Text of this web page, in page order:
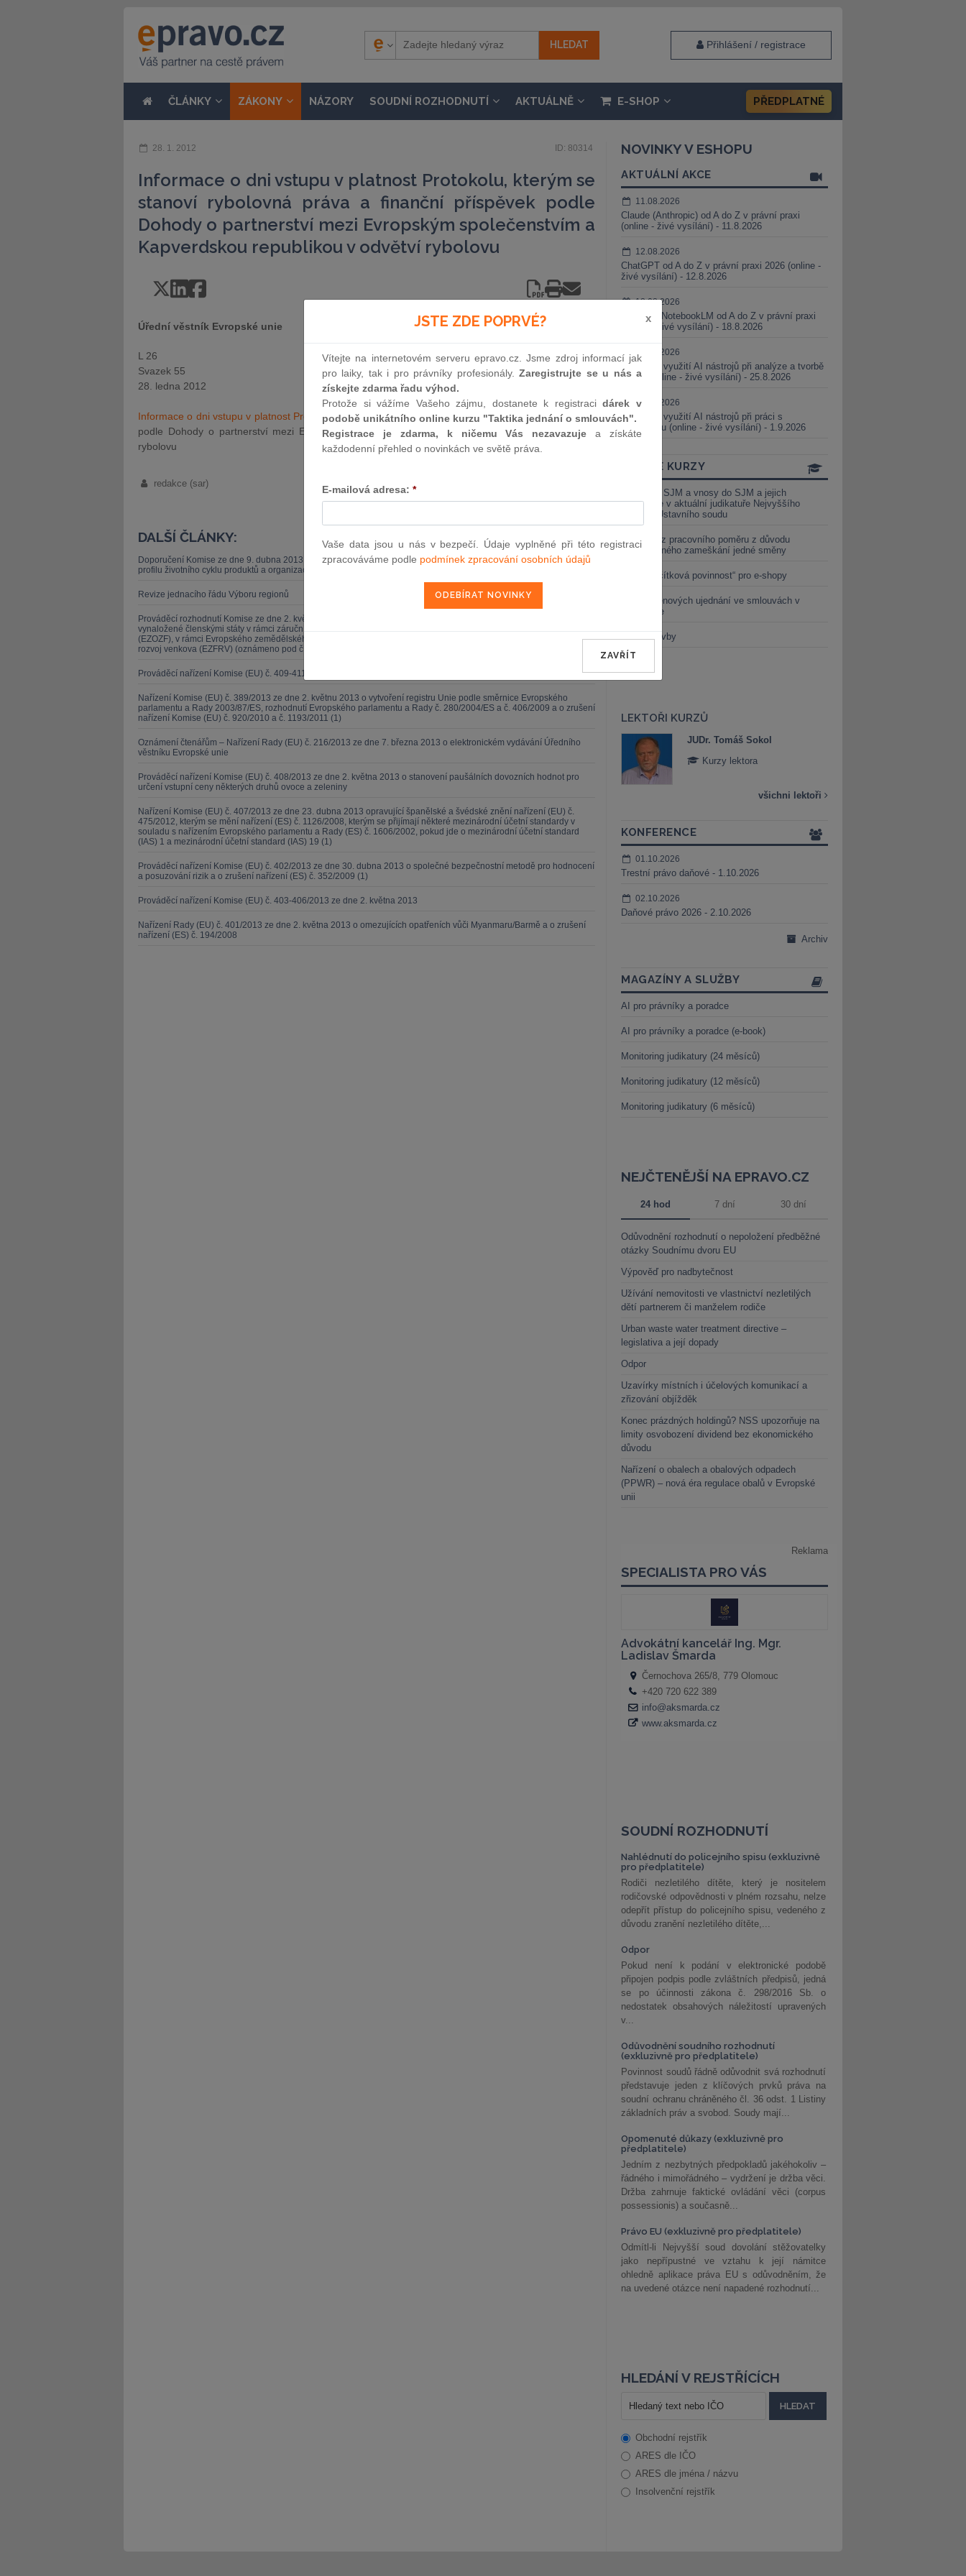
Přihlášení / registrace
ČLÁNKY ZÁKONY NÁZORY SOUDNÍ ROZHODNUTÍ AKTUÁLNĚ E-SHOP PŘEDPLATNÉ
28. 1. 2012 ID: 80314
Informace o dni vstupu v platnost Protokolu, kterým se
stanoví rybolovná práva a finanční příspěvek podle
Dohody o partnerství mezi Evropským společenstvím a
Kapverdskou republikou v odvětví rybolovu
Úřední věstník Evropské unie
L 26
Svazek 55
28. ledna 2012
Informace o dni vstupu v platnost Protokolu, kterým se stanoví rybolovná práva a finanční příspěvek
podle Dohody o partnerství mezi Evropským společenstvím a Kapverdskou republikou v odvětví
rybolovu
redakce (sar)
DALŠÍ ČLÁNKY:
Doporučení Komise ze dne 9. dubna 2013 o používání společných metod pro měření a sdělování environmentálního
profilu životního cyklu produktů a organizací (1) 2013/179/EU
Revize jednacího řádu Výboru regionů
Prováděcí rozhodnutí Komise ze dne 2. května 2013, kterým se z financování Evropskou unií vylučují některé výdaje
vynaložené členskými státy v rámci záruční sekce Evropského zemědělského orientačního a záručního fondu
(EZOZF), v rámci Evropského zemědělského záručního fondu (EZZF) a v rámci Evropského zemědělského fondu pro
rozvoj venkova (EZFRV) (oznámeno pod číslem C(2013) 2436) 2013/214/EU
Prováděcí nařízení Komise (EU) č. 409-411/2013 ze dne 3. května 2013
Nařízení Komise (EU) č. 389/2013 ze dne 2. květnu 2013 o vytvoření registru Unie podle směrnice Evropského
parlamentu a Rady 2003/87/ES, rozhodnutí Evropského parlamentu a Rady č. 280/2004/ES a č. 406/2009 a o zrušení
nařízení Komise (EU) č. 920/2010 a č. 1193/2011 (1)
Oznámení čtenářům – Nařízení Rady (EU) č. 216/2013 ze dne 7. března 2013 o elektronickém vydávání Úředního
věstníku Evropské unie
Prováděcí nařízení Komise (EU) č. 408/2013 ze dne 2. května 2013 o stanovení paušálních dovozních hodnot pro
určení vstupní ceny některých druhů ovoce a zeleniny
Nařízení Komise (EU) č. 407/2013 ze dne 23. dubna 2013 opravující španělské a švédské znění nařízení (EU) č.
475/2012, kterým se mění nařízení (ES) č. 1126/2008, kterým se přijímají některé mezinárodní účetní standardy v
souladu s nařízením Evropského parlamentu a Rady (ES) č. 1606/2002, pokud jde o mezinárodní účetní standard
(IAS) 1 a mezinárodní účetní standard (IAS) 19 (1)
Prováděcí nařízení Komise (EU) č. 402/2013 ze dne 30. dubna 2013 o společné bezpečnostní metodě pro hodnocení
a posuzování rizik a o zrušení nařízení (ES) č. 352/2009 (1)
Prováděcí nařízení Komise (EU) č. 403-406/2013 ze dne 2. května 2013
Nařízení Rady (EU) č. 401/2013 ze dne 2. května 2013 o omezujících opatřeních vůči Myanmaru/Barmě a o zrušení
nařízení (ES) č. 194/2008
NOVINKY V ESHOPU
AKTUÁLNÍ AKCE
11.08.2026
Claude (Anthropic) od A do Z v právní praxi
(online - živé vysílání) - 11.8.2026
12.08.2026
ChatGPT od A do Z v právní praxi 2026 (online -
živé vysílání) - 12.8.2026
18.08.2026
Gemini a NotebookLM od A do Z v právní praxi
(online - živé vysílání) - 18.8.2026
25.08.2026
Praktické využití AI nástrojů při analýze a tvorbě
smluv (online - živé vysílání) - 25.8.2026
01.09.2026
Praktické využití AI nástrojů při práci s
judikaturou (online - živé vysílání) - 1.9.2026
ONLINE KURZY
Vnosy ze SJM a vnosy do SJM a jejich
valorizace v aktuální judikatuře Nejvyššího
soudu a Ústavního soudu
Výpověď z pracovního poměru z důvodu
neomluveného zameškání jedné směny
Nová „tlačítková povinnost“ pro e-shopy
Změna cenových ujednání ve smlouvách v
energetice
Černé stavby
LEKTOŘI KURZŮ
JUDr. Tomáš Nielsen
JUDr. Tomáš Sokol
JUDr. Martin Maisner, Ph.D.,
MCIArb
všichni lektoři
KONFERENCE
01.10.2026
Trestní právo daňové - 1.10.2026
02.10.2026
Daňové právo 2026 - 2.10.2026
Archiv
MAGAZÍNY A SLUŽBY
AI pro právníky a poradce
AI pro právníky a poradce (e-book)
Monitoring judikatury (24 měsíců)
Monitoring judikatury (12 měsíců)
Monitoring judikatury (6 měsíců)
NEJČTENĚJŠÍ NA EPRAVO.CZ
24 hod 7 dní 30 dní
Odůvodnění rozhodnutí o nepoložení předběžné
otázky Soudnímu dvoru EU
Výpověď pro nadbytečnost
Užívání nemovitosti ve vlastnictví nezletilých
dětí partnerem či manželem rodiče
Urban waste water treatment directive –
legislativa a její dopady
Odpor
Uzavírky místních i účelových komunikací a
zřizování objížděk
Konec prázdných holdingů? NSS upozorňuje na
limity osvobození dividend bez ekonomického
důvodu
Nařízení o obalech a obalových odpadech
(PPWR) – nová éra regulace obalů v Evropské
unii
SOUDNÍ ROZHODNUTÍ
Nahlédnutí do policejního spisu (exkluzivně
pro předplatitele)
Rodiči nezletilého dítěte, který je nositelem
rodičovské odpovědnosti v plném rozsahu, nelze
odepřít přístup do policejního spisu, vedeného z
důvodu zranění nezletilého dítěte,...
Odpor
Pokud není k podání v elektronické podobě
připojen podpis podle zvláštních předpisů, jedná
se po účinnosti zákona č. 298/2016 Sb. o
nedostatek obsahových náležitostí upravených
v...
Odůvodnění soudního rozhodnutí
(exkluzivně pro předplatitele)
Povinnost soudů řádně odůvodnit svá rozhodnutí
představuje jeden z klíčových prvků práva na
soudní ochranu chráněného čl. 36 odst. 1 Listiny
základních práv a svobod. Soudy mají...
Opomenuté důkazy (exkluzivně pro
předplatitele)
Jedním z nezbytných předpokladů jakéhokoliv –
řádného i mimořádného – vydržení je držba věci.
Držba zahrnuje faktické ovládání věci (corpus
possessionis) a současně...
Právo EU (exkluzivně pro předplatitele)
Odmítl-li Nejvyšší soud dovolání stěžovatelky
jako nepřípustné ve vztahu k její námitce
ohledně aplikace práva EU s odůvodněním, že
na uvedené otázce není napadené rozhodnutí...
HLEDÁNÍ V REJSTŘÍCÍCH
Obchodní rejstřík
ARES dle IČO
ARES dle jména / názvu
Insolvenční rejstřík
JSTE ZDE POPRVÉ? x
Vítejte na internetovém serveru epravo.cz. Jsme zdroj informací jak
pro laiky, tak i pro právníky profesionály.Zaregistrujte se u nás a
získejte zdarma řadu výhod.
Protože si vážíme Vašeho zájmu, dostanete k registracidárek v
podobě unikátního online kurzu "Taktika jednání o smlouvách".
Registrace je zdarma, k ničemu Vás nezavazuje a získáte
každodenní přehled o novinkách ve světě práva.
E-mailová adresa: *
Vaše data jsou u nás v bezpečí. Údaje vyplněné při této registraci
zpracováváme podle podmínek zpracování osobních údajů
ZAVŘÍT